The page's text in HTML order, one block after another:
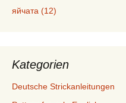
яйчата (12)
Kategorien
Deutsche Strickanleitungen